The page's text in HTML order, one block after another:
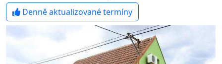
Denně aktualizované termíny